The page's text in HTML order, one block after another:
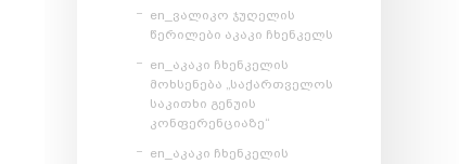
en_ვალიკო ჯუღელის
წერილები აკაკი ჩხენკელს
en_აკაკი ჩხენკელის
მოხსენება „საქართველოს
საკითხი გენუის
კონფერენციაზე“
en_აკაკი ჩხენკელის